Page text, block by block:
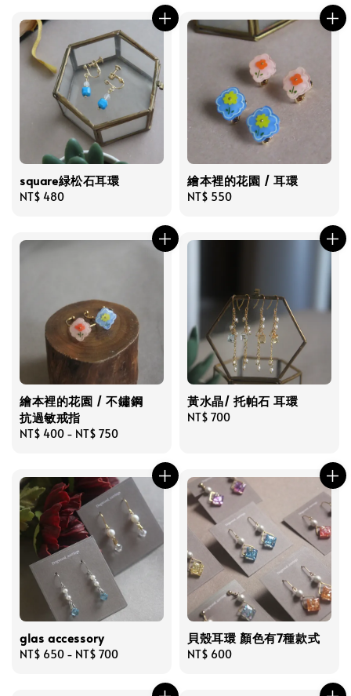
square緑松石耳環
Regular
NT$ 480
繪本裡的花園 / 耳環
Regular
NT$ 550
繪本裡的花園 / 不鏽鋼
抗過敏戒指
Regular
NT$ 400 - NT$ 750
黃水晶/ 托帕石 耳環
Regular
NT$ 700
glas accessory
Regular
NT$ 650 - NT$ 700
貝殼耳環 顏色有7種款式
Regular
NT$ 600